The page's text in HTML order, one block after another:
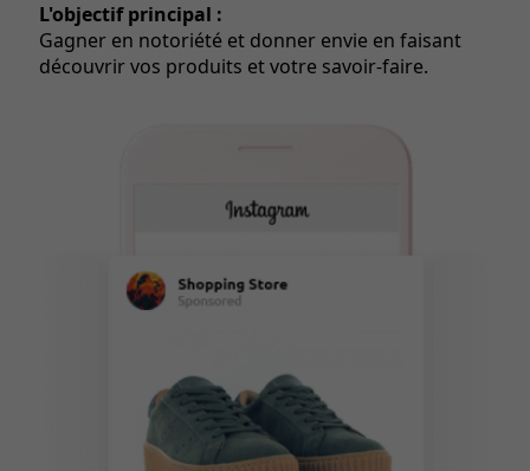
L'objectif principal :
Gagner en notoriété et donner envie en faisant
découvrir vos produits et votre savoir-faire.